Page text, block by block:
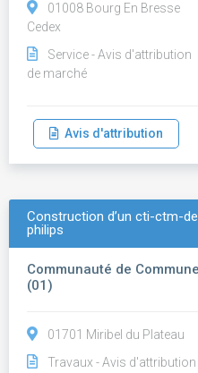
01008 Bourg En Bresse
Cedex
Service - Avis d'attribution
de marché
Avis d'attribution
Construction d’un cti-ctm-
philips
Communauté de
(01)
01701 Miribel du Plateau
Travaux - Avis d'attribution